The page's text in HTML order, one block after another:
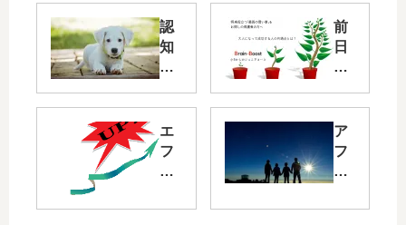
認
知
症
AI
BO
知
前
日
詰
込
み
型
を
や
め
エ
フ
ィ
シ
ア
フ
ァ
ー